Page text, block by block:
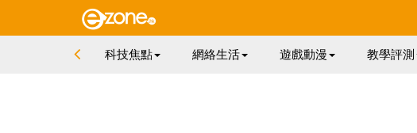
科技焦點 網絡生活 遊戲動漫 教學評測